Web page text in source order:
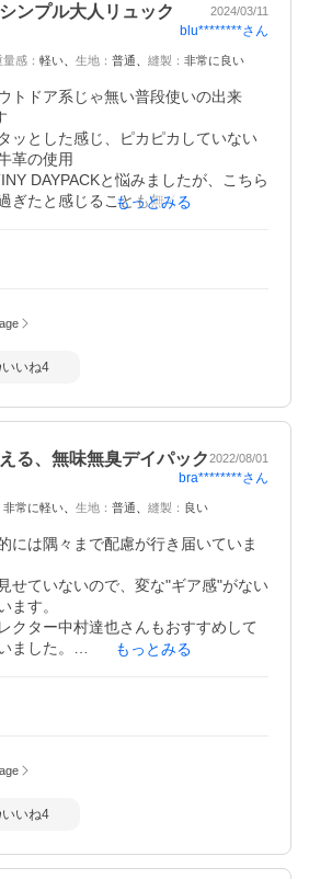
ンプル大人リュック 2024/03/11
blu********さん
量感 ： 軽い 生地 ： 普通 縫製 ： 非常に良い
トドア系じゃ無い普段使いの出来
ッとした感じ、ピカピカしていない
革の使用
DAYPACKと悩みましたが、こちら
ぎたと感じることも無く満足してい
にもありますが、ファスナーは若干
すね
した際はスムーズだったので使って
るのかもです
もっとみる
いいね4
る、無味無臭デイパック2022/08/01
bra********さん
非常に軽い 生地 ： 普通 縫製 ： 良い
には隅々まで配慮が行き届いていま
せていないので、変な"ギア感"がない
ます。
クター中村達也さんもおすすめして
ました。
のロクヨンだとちゃんと丈夫なうえ
痛めません。
い私には最適です。
もっとみる
いいね4